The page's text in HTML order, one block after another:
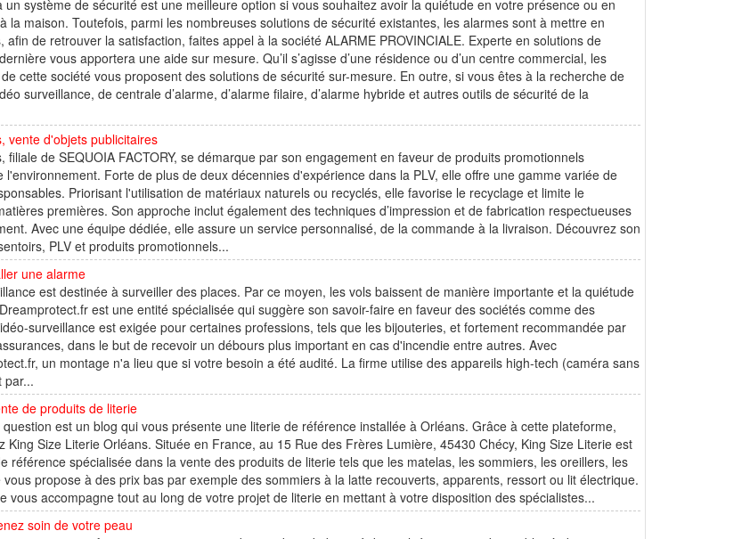
un système de sécurité est une meilleure option si vous souhaitez avoir la quiétude en votre présence ou en
la maison. Toutefois, parmi les nombreuses solutions de sécurité existantes, les alarmes sont à mettre en
afin de retrouver la satisfaction, faites appel à la société ALARME PROVINCIALE. Experte en solutions de
vous apportera une aide sur mesure. Qu’il s’agisse d’une résidence ou d’un centre commercial, les
cette société vous proposent des solutions de sécurité sur-mesure. En outre, si vous êtes à la recherche de
surveillance, de centrale d’alarme, d’alarme filaire, d’alarme hybride et autres outils de sécurité de la
vente d'objets publicitaires
filiale de SEQUOIA FACTORY, se démarque par son engagement en faveur de produits promotionnels
l'environnement. Forte de plus de deux décennies d'expérience dans la PLV, elle offre une gamme variée de
Priorisant l'utilisation de matériaux naturels ou recyclés, elle favorise le recyclage et limite le
premières. Son approche inclut également des techniques d’impression et de fabrication respectueuses
Avec une équipe dédiée, elle assure un service personnalisé, de la commande à la livraison. Découvrez son
PLV et produits promotionnels...
une alarme
est destinée à surveiller des places. Par ce moyen, les vols baissent de manière importante et la quiétude
est une entité spécialisée qui suggère son savoir-faire en faveur des sociétés comme des
surveillance est exigée pour certaines professions, tels que les bijouteries, et fortement recommandée par
dans le but de recevoir un débours plus important en cas d'incendie entre autres. Avec
un montage n'a lieu que si votre besoin a été audité. La firme utilise des appareils high-tech (caméra sans
par...
de produits de literie
est un blog qui vous présente une literie de référence installée à Orléans. Grâce à cette plateforme,
King Size Literie Orléans. Située en France, au 15 Rue des Frères Lumière, 45430 Chécy, King Size Literie est
référence spécialisée dans la vente des produits de literie tels que les matelas, les sommiers, les oreillers, les
vous propose à des prix bas par exemple des sommiers à la latte recouverts, apparents, ressort ou lit électrique.
vous accompagne tout au long de votre projet de literie en mettant à votre disposition des spécialistes...
soin de votre peau